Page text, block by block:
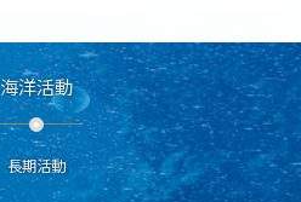
海洋活動
長期活動